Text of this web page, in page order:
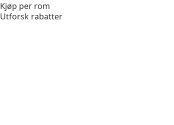
Kjøp per rom
Utforsk rabatter